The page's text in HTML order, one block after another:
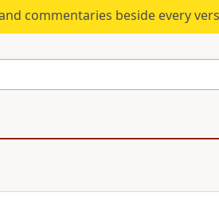
commentaries beside every